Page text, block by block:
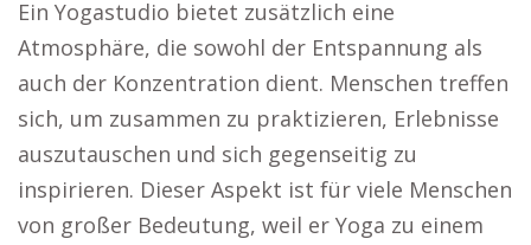
Ein Yogastudio bietet zusätzlich eine
Atmosphäre, die sowohl der Entspannung als
auch der Konzentration dient. Menschen treffen
sich, um zusammen zu praktizieren, Erlebnisse
auszutauschen und sich gegenseitig zu
inspirieren. Dieser Aspekt ist für viele Menschen
von großer Bedeutung, weil er Yoga zu einem